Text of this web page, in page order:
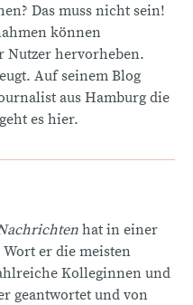
Das muss nicht sein!
können
Nutzer hervorheben.
Auf seinem Blog
aus Hamburg die
geht es hier.
hat in einer
er die meisten
Kolleginnen und
geantwortet und von